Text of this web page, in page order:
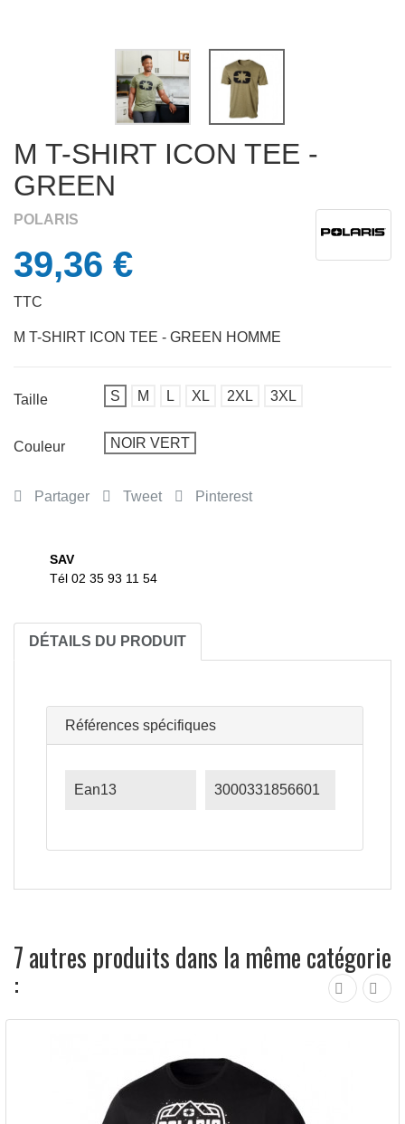
M T-SHIRT ICON TEE -
GREEN
POLARIS
39,36 €
TTC
M T-SHIRT ICON TEE - GREEN HOMME
Taille S M L XL 2XL 3XL
Couleur NOIR VERT
Partager Tweet Pinterest
SAV
Tél 02 35 93 11 54
DÉTAILS DU PRODUIT
Références spécifiques
Ean13 3000331856601
7 autres produits dans la même catégorie
: